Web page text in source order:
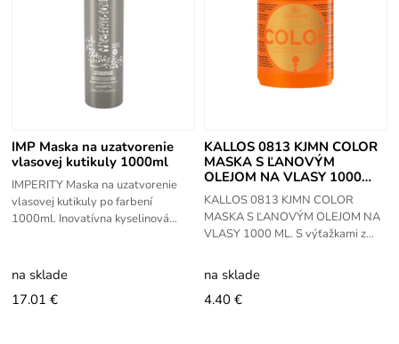
IMP Maska na uzatvorenie
vlasovej kutikuly 1000ml
IMPERITY Maska na uzatvorenie
vlasovej kutikuly po farbení
1000ml. Inovatívna kyselinová
je
na sklade
17.01 €
KALLOS 0813 KJMN COLOR
MASKA S ĽANOVÝM
OLEJOM NA VLASY 1000
ML
KALLOS 0813 KJMN COLOR
MASKA S ĽANOVÝM OLEJOM NA
VLASY 1000 ML. S výťažkami z
na farebné vlasy. Maska zlepšuje
stav končekov
na sklade
4.40 €